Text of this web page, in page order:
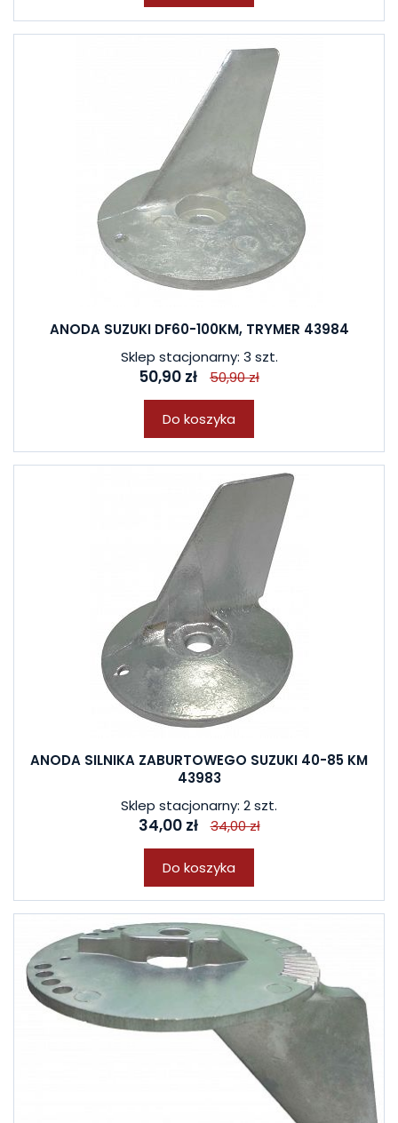
ANODA SUZUKI DF60-100KM, TRYMER 43984
Sklep stacjonarny: 3 szt.
50,90 zł 50,90 zł
Do koszyka
ANODA SILNIKA ZABURTOWEGO SUZUKI 40-85 KM
43983
Sklep stacjonarny: 2 szt.
34,00 zł 34,00 zł
Do koszyka